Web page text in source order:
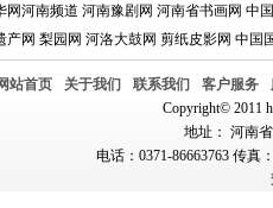
网河南频道 河南豫剧网 河南省书画网 中
产网 梨园网 河洛大鼓网 剪纸皮影网 中国
站首页 关于我们 联系我们 客户服务
Copyright© 2011
地址： 河南
电话：0371-86663763 传真